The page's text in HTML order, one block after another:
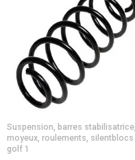
Suspension, barres stabilisatrice,
moyeux, roulements, silentblocs
golf 1